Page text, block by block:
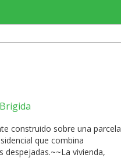
construido sobre una parcela
que combina
despejadas.~~La vivienda,